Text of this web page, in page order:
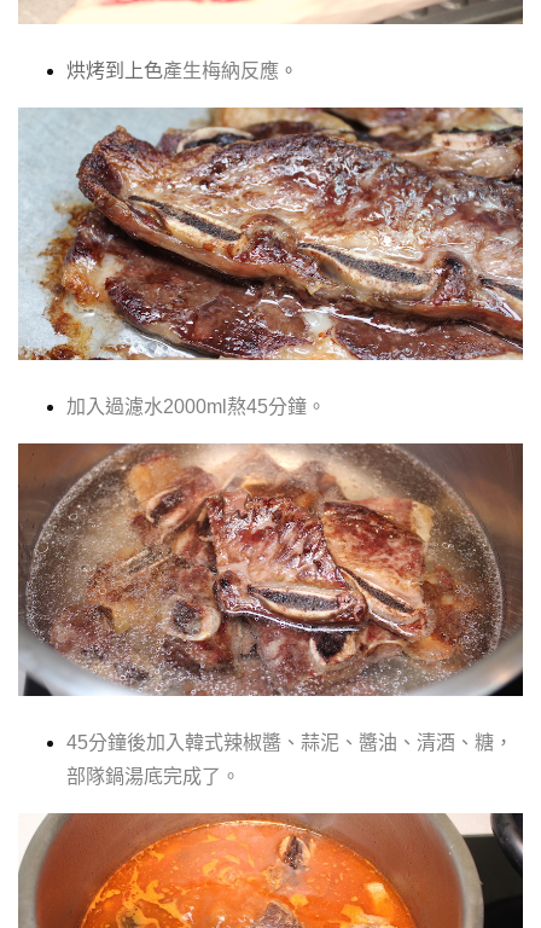
烘烤到上色產生梅納反應 。
加入過濾水2000ml熬45分鐘。
45分鐘後加入韓式辣椒醬、蒜泥、醬油、清酒、糖 ，
部隊鍋湯底完成了 。